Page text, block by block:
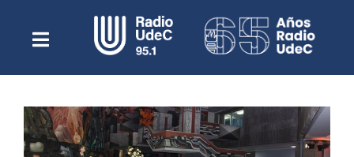
contenidoToggle
NavigationEscuchar Radio UdeC en vivo
Quiénes Somos
Programación